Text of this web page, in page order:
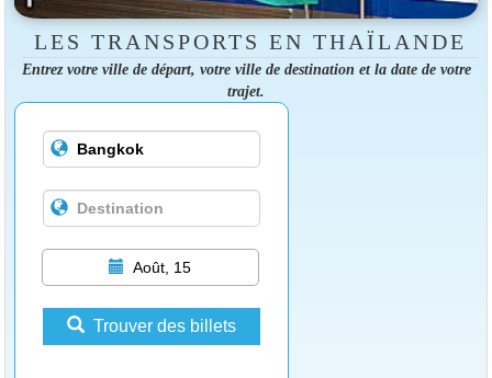
LES TRANSPORTS EN THAÏLANDE
Entrez votre ville de départ, votre ville de destination et la date de votre
trajet.
Août, 15
Trouver des billets